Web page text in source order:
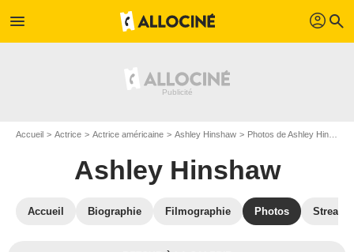
menu profil search
Accueil Actrice Actrice américaine Ashley Hinshaw Photos de Ashley Hinshaw
Ashley Hinshaw
Accueil Biographie Filmographie Photos